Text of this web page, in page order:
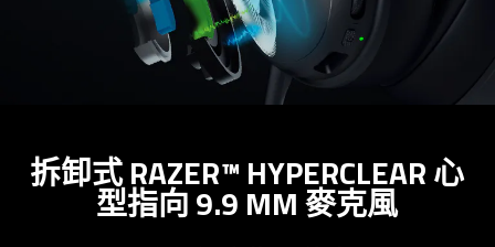
拆卸式 RAZER™ HYPERCLEAR 心
型指向 9.9 MM 麥克風